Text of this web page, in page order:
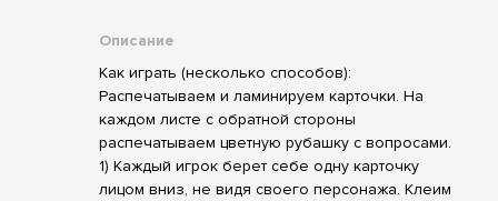
Описание
Как играть (несколько способов):
Распечатываем и ламинируем карточки. На
каждом листе с обратной стороны
распечатываем цветную рубашку с вопросами.
1) Каждый игрок берет себе одну карточку
лицом вниз, не видя своего персонажа. Клеим